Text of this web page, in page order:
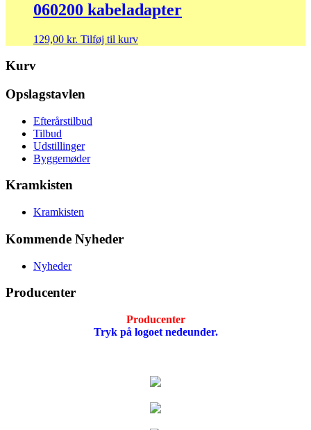
060200 kabeladapter
129,00 kr. Tilføj til kurv
Kurv
Opslagstavlen
Efterårstilbud
Tilbud
Udstillinger
Byggemøder
Kramkisten
Kramkisten
Kommende Nyheder
Nyheder
Producenter
Producenter
Tryk på logoet nedeunder.